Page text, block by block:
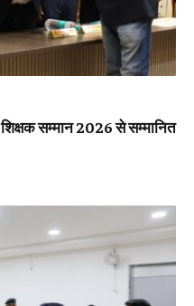
सम्मान 2026 से सम्मानित